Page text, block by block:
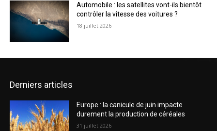
Automobile : les satellites vont-ils bientôt
contrôler la vitesse des voitures ?
18 juillet 2026
Derniers articles
Europe : la canicule de juin impacte
durement la production de céréales
31 juillet 2026